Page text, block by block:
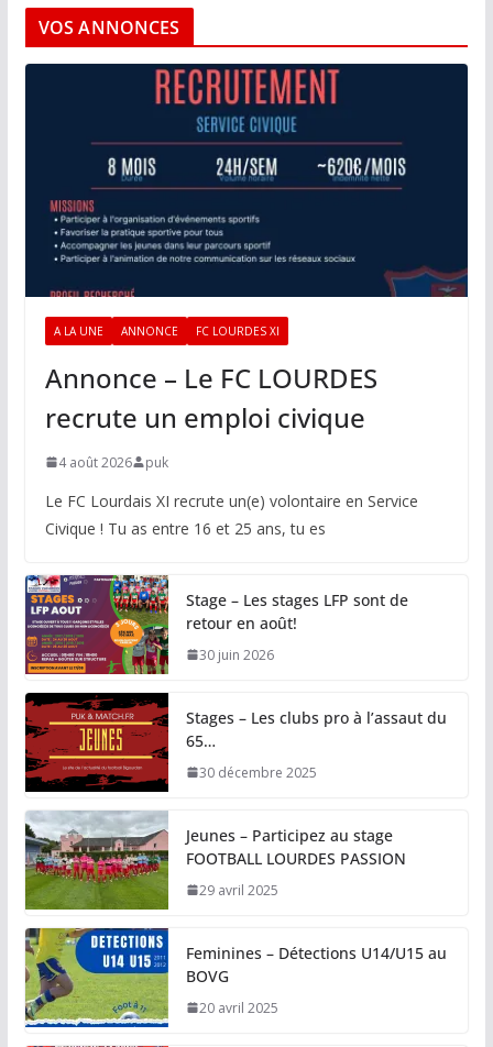
VOS ANNONCES
A LA UNE ANNONCE FC LOURDES XI
Annonce – Le FC LOURDES
recrute un emploi civique
4 août 2026 puk
Le FC Lourdais XI recrute un(e) volontaire en Service
Civique ! Tu as entre 16 et 25 ans, tu es
Stage – Les stages LFP sont de
retour en août!
30 juin 2026
Stages – Les clubs pro à l’assaut du
65…
30 décembre 2025
Jeunes – Participez au stage
FOOTBALL LOURDES PASSION
29 avril 2025
Feminines – Détections U14/U15 au
BOVG
20 avril 2025